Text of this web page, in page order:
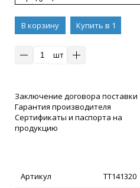
В корзину
Купить в 1
шт
Заключение договора поставки
Гарантия производителя
Сертификаты и паспорта на
продукцию
Артикул ТТ141320